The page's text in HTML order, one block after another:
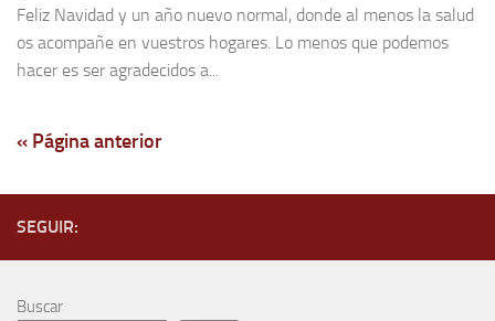
Feliz Navidad y un año nuevo normal, donde al menos la salud
os acompañe en vuestros hogares. Lo menos que podemos
hacer es ser agradecidos a...
« Página anterior
SEGUIR:
Buscar